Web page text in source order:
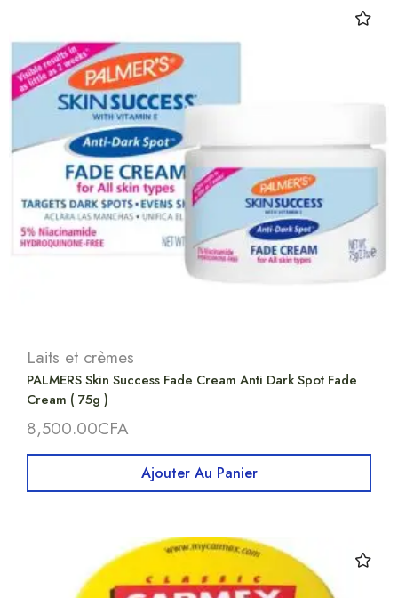
Laits et crèmes
PALMERS Skin Success Fade Cream Anti Dark Spot Fade
Cream ( 75g )
8,500.00CFA
Ajouter Au Panier